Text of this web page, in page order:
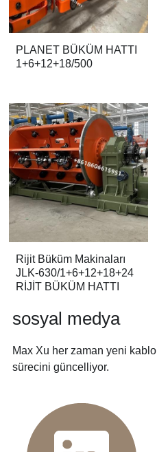
PLANET BÜKÜM HATTI
1+6+12+18/500
Rijit Büküm Makinaları
JLK-630/1+6+12+18+24
RİJİT BÜKÜM HATTI
sosyal medya
Max Xu her zaman yeni
sürecini güncelliyor.